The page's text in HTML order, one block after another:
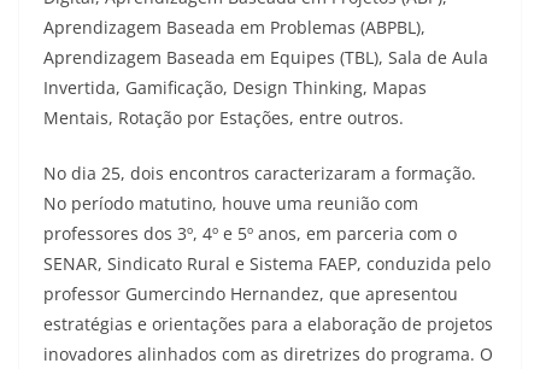
Aprendizagem Baseada em Problemas (ABPBL),
Aprendizagem Baseada em Equipes (TBL), Sala de Aula
Invertida, Gamificação, Design Thinking, Mapas
Mentais, Rotação por Estações, entre outros.
No dia 25, dois encontros caracterizaram a formação.
No período matutino, houve uma reunião com
professores dos 3º, 4º e 5º anos, em parceria com o
SENAR, Sindicato Rural e Sistema FAEP, conduzida pelo
professor Gumercindo Hernandez, que apresentou
estratégias e orientações para a elaboração de projetos
inovadores alinhados com as diretrizes do programa. O